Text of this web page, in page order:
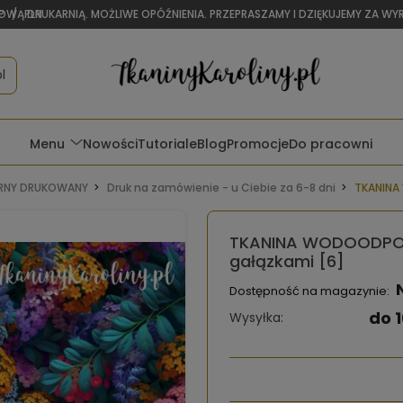
/ PLN
DRUKARNIĄ. MOŻLIWE OPÓŹNIENIA. PRZEPRASZAMY I DZIĘKUJEMY ZA
Menu NowościTutorialeBlogPromocjeDo pracowni
DRUKOWANY Druk na zamówienie - u Ciebie za 6-8 dni
TKANINA
gałązkami [6]
Dostępność na magazynie:
Wysyłka: do